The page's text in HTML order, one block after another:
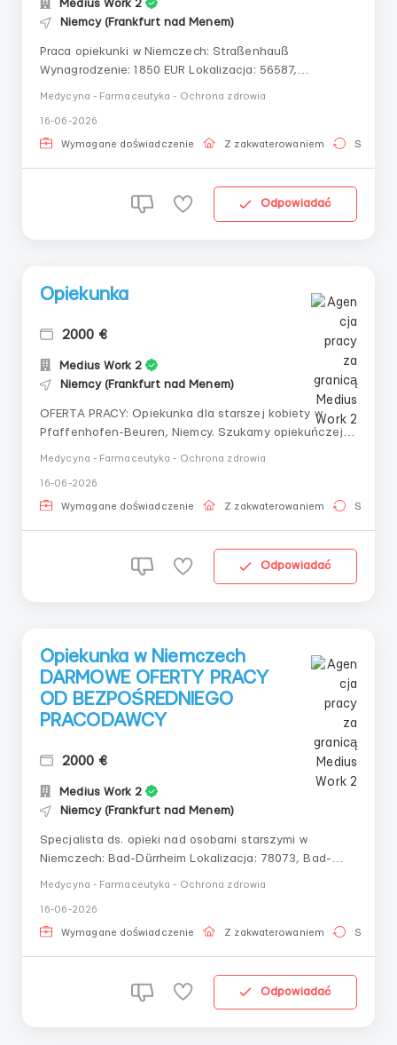
Medius Work 2
Niemcy (Frankfurt nad Menem)
Praca opiekunki w Niemczech: Straßenhauß
Wynagrodzenie: 1850 EUR Lokalizacja: 56587,
Straßenhaußie. Pierwszy podopieczny jest mobilny z
pomocą rolatora lub laski, ma pe...
Medycyna - Farmaceutyka - Ochrona zdrowia
16-06-2026
Wymagane doświadczenie Z zakwaterowaniem Stała
Odpowiadać
Opiekunka
2000 €
Medius Work 2
Niemcy (Frankfurt nad Menem)
OFERTA PRACY: Opiekunka dla starszej kobiety w
Pfaffenhofen-Beuren, Niemcy. Szukamy opiekuńczej
wiejski. Z podopieczną mieszka również inna osoba,
która nie wymaga opieki. Wymagania dla kandydata:
Medycyna - Farmaceutyka - Ochrona zdrowia
16-06-2026
Wymagane doświadczenie Z zakwaterowaniem Stała
Odpowiadać
Opiekunka w Niemczech
DARMOWE OFERTY PRACY
OD BEZPOŚREDNIEGO
PRACODAWCY
2000 €
Medius Work 2
Niemcy (Frankfurt nad Menem)
Specjalista ds. opieki nad osobami starszymi w
Niemczech: Bad-Dürrheim Lokalizacja: 78073, Bad-
kobietą w wieku 88 lat w Bad-Dürrheim. Podopieczna
jest przykuta do łóżka, ale może siedzieć, cie...
Medycyna - Farmaceutyka - Ochrona zdrowia
16-06-2026
Wymagane doświadczenie Z zakwaterowaniem Stała
Odpowiadać